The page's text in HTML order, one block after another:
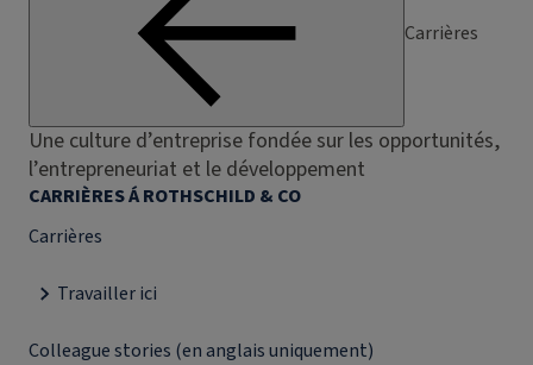
Carrières
Une culture d’entreprise fondée sur les opportunités,
l’entrepreneuriat et le développement
CARRIÈRES Á ROTHSCHILD & CO
Carrières
Travailler ici
Colleague stories (en anglais uniquement)